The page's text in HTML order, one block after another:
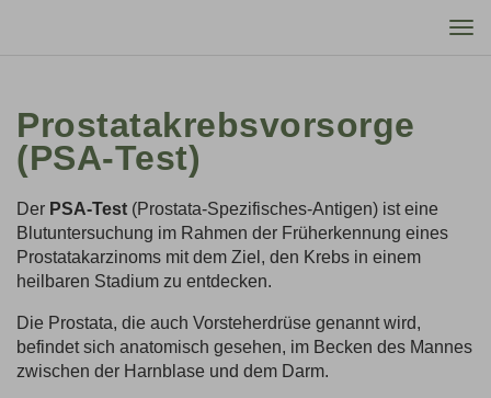
Prostatakrebsvorsorge
(PSA-Test)
Der PSA-Test (Prostata-Spezifisches-Antigen) ist eine
Blutuntersuchung im Rahmen der Früherkennung eines
Prostatakarzinoms mit dem Ziel, den Krebs in einem
heilbaren Stadium zu entdecken.
Die Prostata, die auch Vorsteherdrüse genannt wird,
befindet sich anatomisch gesehen, im Becken des Mannes
zwischen der Harnblase und dem Darm.